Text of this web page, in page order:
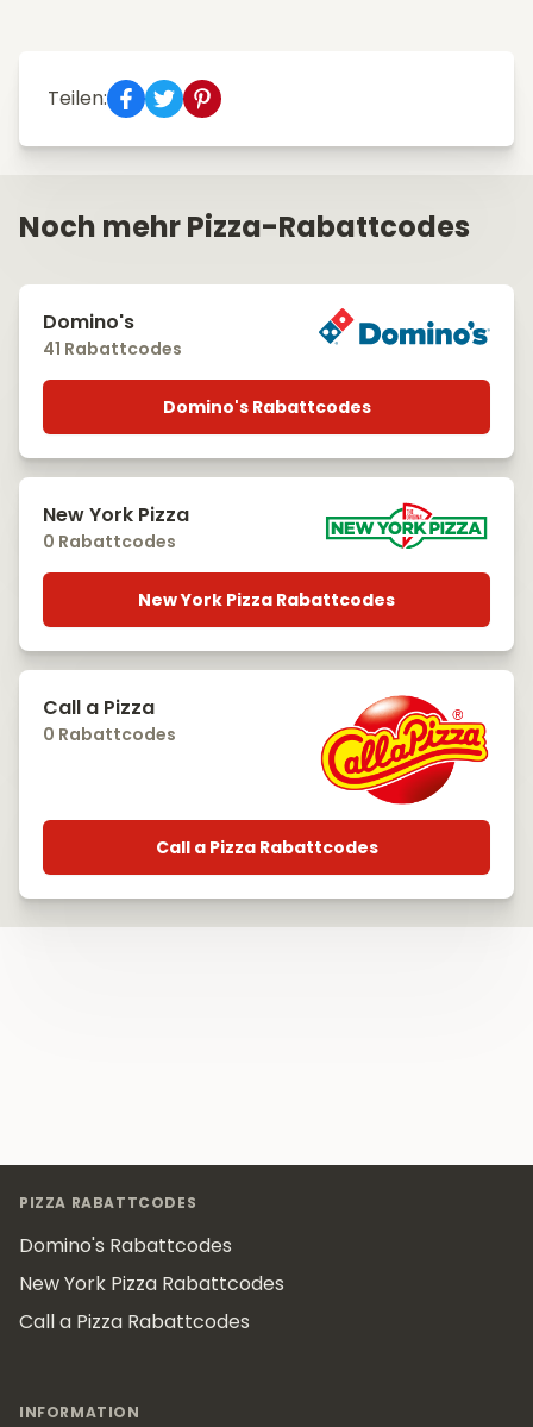
Teilen:
Noch mehr Pizza-Rabattcodes
Domino's
41 Rabattcodes
Domino's Rabattcodes
New York Pizza
0 Rabattcodes
New York Pizza Rabattcodes
Call a Pizza
0 Rabattcodes
Call a Pizza Rabattcodes
PIZZA RABATTCODES
Domino's Rabattcodes
New York Pizza Rabattcodes
Call a Pizza Rabattcodes
INFORMATION